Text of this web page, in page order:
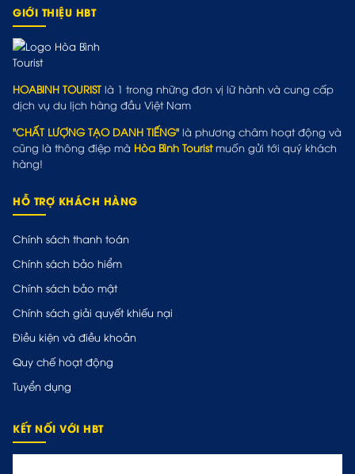
GIỚI THIỆU HBT
HOABINH TOURIST là 1 trong những đơn vị lữ hành và cung cấp
dịch vụ du lịch hàng đầu Việt Nam
"CHẤT LƯỢNG TẠO DANH TIẾNG" là phương châm hoạt động và
cũng là thông điệp mà Hòa Bình Touristmuốn gửi tới quý khách
hàng!
HỖ TRỢ KHÁCH HÀNG
Chính sách thanh toán
Chính sách bảo hiểm
Chính sách bảo mật
Chính sách giải quyết khiếu nại
Điều kiện và điều khoản
Quy chế hoạt động
Tuyển dụng
KẾT NỐI VỚI HBT